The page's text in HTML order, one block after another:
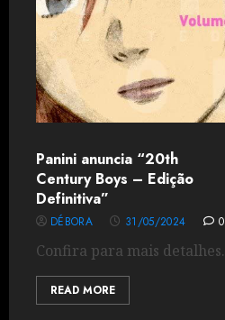
Panini anuncia “20th
Century Boys – Edição
Definitiva”
DÉBORA 31/05/2024 0
Confira para mais detalhes.
READ MORE